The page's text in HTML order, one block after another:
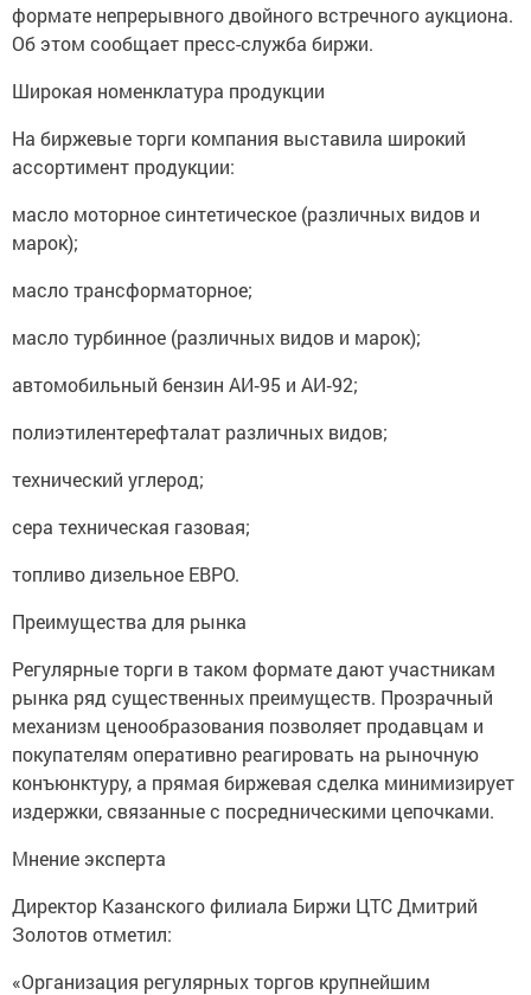
формате непрерывного двойного встречного аукциона.
Об этом сообщает пресс-служба биржи.
Широкая номенклатура продукции
На биржевые торги компания выставила широкий
ассортимент продукции:
масло моторное синтетическое (различных видов и
марок);
масло трансформаторное;
масло турбинное (различных видов и марок);
автомобильный бензин АИ‑95 и АИ‑92;
полиэтилентерефталат различных видов;
технический углерод;
сера техническая газовая;
топливо дизельное ЕВРО.
Преимущества для рынка
Регулярные торги в таком формате дают участникам
рынка ряд существенных преимуществ. Прозрачный
механизм ценообразования позволяет продавцам и
покупателям оперативно реагировать на рыночную
конъюнктуру, а прямая биржевая сделка минимизирует
издержки, связанные с посредническими цепочками.
Мнение эксперта
Директор Казанского филиала Биржи ЦТС Дмитрий
Золотов отметил:
«Организация регулярных торгов крупнейшим